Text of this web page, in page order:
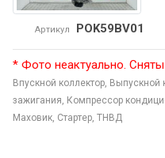
Артикул POK59BV01
* Фото неактуально.
Впускной коллектор, Выпускной
зажигания, Компрессор
Маховик, Стартер, ТНВД